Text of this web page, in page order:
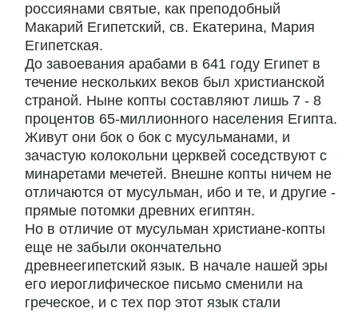
россиянами святые, как преподобный
Макарий Египетский, св. Екатерина, Мария
Египетская.
До завоевания арабами в 641 году Египет в
течение нескольких веков был христианской
страной. Ныне копты составляют лишь 7 - 8
процентов 65-миллионного населения Египта.
Живут они бок о бок с мусульманами, и
зачастую колокольни церквей соседствуют с
минаретами мечетей. Внешне копты ничем не
отличаются от мусульман, ибо и те, и другие -
прямые потомки древних египтян.
Но в отличие от мусульман христиане-копты
еще не забыли окончательно
древнеегипетский язык. В начале нашей эры
его иероглифическое письмо сменили на
греческое, и с тех пор этот язык стали